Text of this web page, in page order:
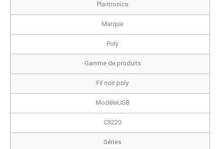
Plantronics
Marque
Poly
Gamme de produits
Fil noir poly
ModèleUSB
C3220
Séries